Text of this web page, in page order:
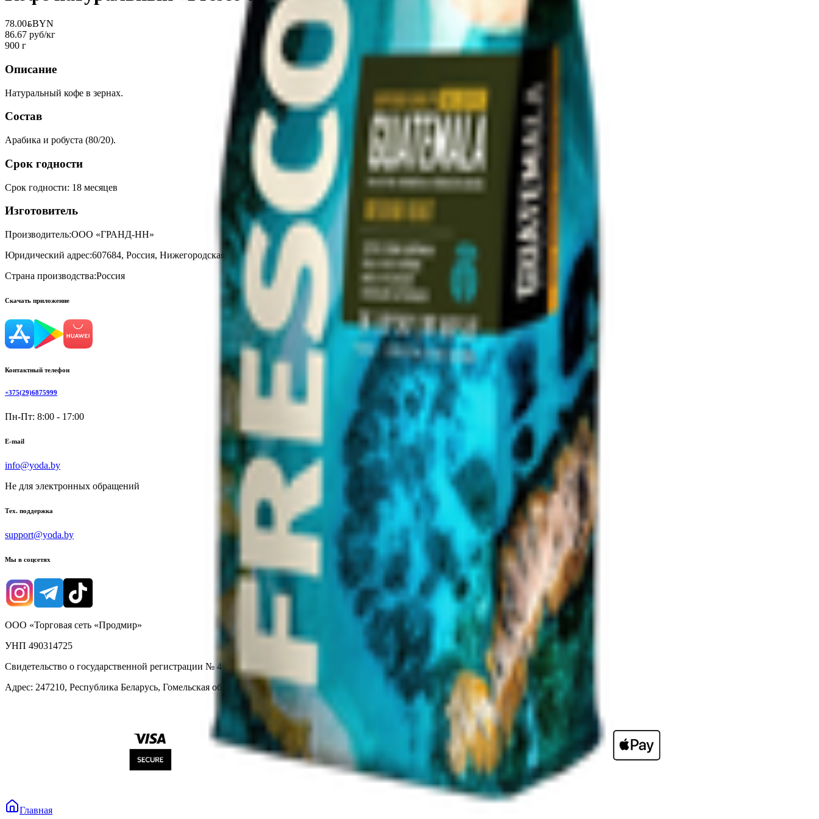
78.00BYNBYN
86.67 руб/кг
900 г
Описание
Натуральный кофе в зернах.
Состав
Арабика и робуста (80/20).
Срок годности
Срок годности: 18 месяцев
Изготовитель
Производитель:ООО «ГРАНД-НН»
Юридический адрес:607684, Россия, Нижегородская обл., Кстовский район, д. Опалиха, Кстовский индустриальный парк, комплекс №2
Страна производства:Россия
Скачать приложение
Контактный телефон
+375(29)6875999
Пн-Пт: 8:00 - 17:00
E-mail
info@yoda.by
Не для электронных обращений
Тех. поддержка
support@yoda.by
Мы в соцсетях
ООО «Торговая сеть «Продмир»
УНП 490314725
Свидетельство о государственной регистрации № 490314725 от 30.05.2003г выдано Гомельским облисполкомом
Адрес: 247210, Республика Беларусь, Гомельская обл., г. Жлобин, ул. Козлова 2-А
Главная